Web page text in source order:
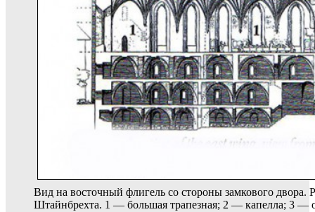
Вид на восточный флигель со стороны замкового двора.
Штайнбрехта. 1 — большая трапезная; 2 — капелла; 3 —